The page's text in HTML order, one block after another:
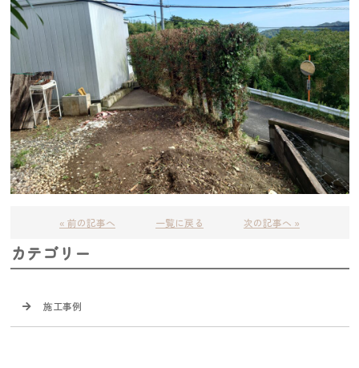
« 前の記事へ 一覧に戻る 次の記事へ »
カテゴリー
施工事例